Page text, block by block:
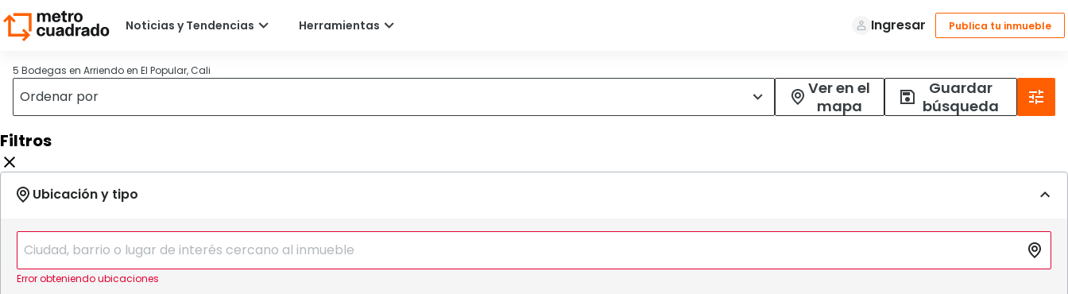
5 Bodegas en Arriendo en El Popular, Cali
Ver en el
mapa
Guardar
búsqueda
Filtros
Error obteniendo ubicaciones